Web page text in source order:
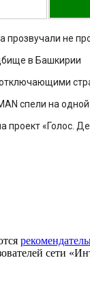
прозвучали не
в Башкирии
спели на
проект «Голос.
сети